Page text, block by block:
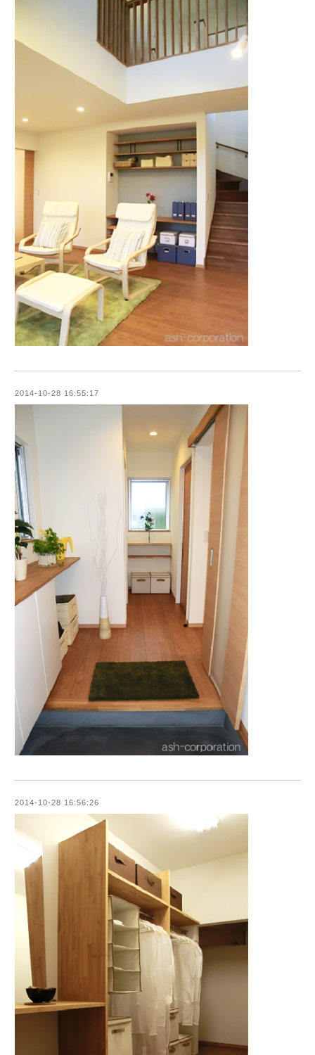
2014-10-28 16:55:17
2014-10-28 16:56:26